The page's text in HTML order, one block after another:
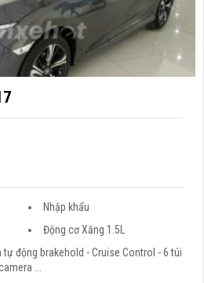
Nhập khẩu
Động cơ Xăng 1.5L
động brakehold - Cruise Control - 6 túi
...